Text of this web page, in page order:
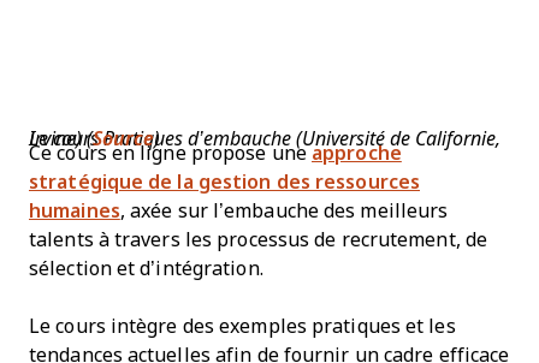
Le cours Pratiques d’embauche (Université de Californie, Irvine) (Source)
Ce cours en ligne propose une approche
stratégique de la gestion des ressources
humaines, axée sur l’embauche des meilleurs
talents à travers les processus de recrutement, de
sélection et d’intégration.
Le cours intègre des exemples pratiques et les
tendances actuelles afin de fournir un cadre efficace